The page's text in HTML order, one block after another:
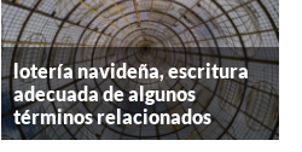
lotería navideña, escritura
adecuada de algunos
términos relacionados